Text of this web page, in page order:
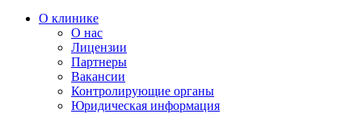
О клинике
О нас
Лицензии
Партнеры
Вакансии
Контролирующие органы
Юридическая информация